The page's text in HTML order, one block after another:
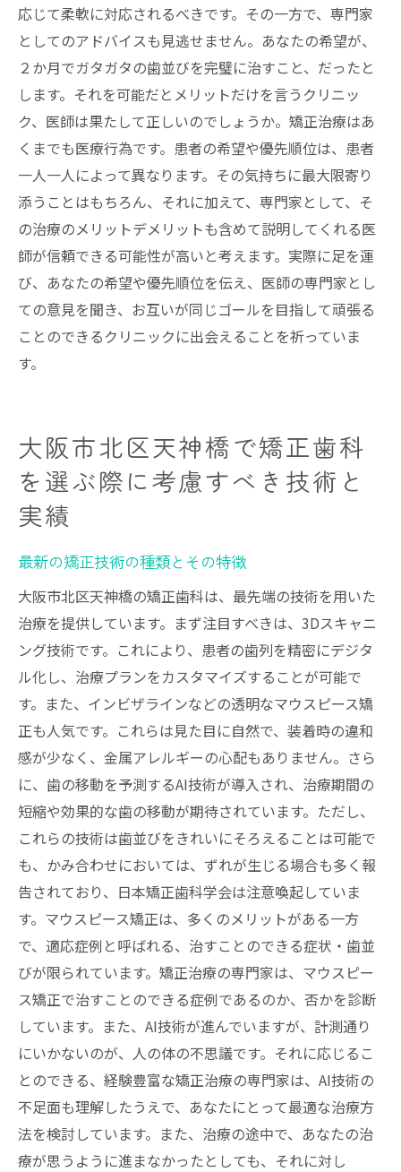
応じて柔軟に対応されるべきです。その一方で、専門家
としてのアドバイスも見逃せません。あなたの希望が、
２か月でガタガタの歯並びを完璧に治すこと、だったと
します。それを可能だとメリットだけを言うクリニッ
ク、医師は果たして正しいのでしょうか。矯正治療はあ
くまでも医療行為です。患者の希望や優先順位は、患者
一人一人によって異なります。その気持ちに最大限寄り
添うことはもちろん、それに加えて、専門家として、そ
の治療のメリットデメリットも含めて説明してくれる医
師が信頼できる可能性が高いと考えます。実際に足を運
び、あなたの希望や優先順位を伝え、医師の専門家とし
ての意見を聞き、お互いが同じゴールを目指して頑張る
ことのできるクリニックに出会えることを祈っていま
す。
大阪市北区天神橋で矯正歯科
を選ぶ際に考慮すべき技術と
実績
最新の矯正技術の種類とその特徴
大阪市北区天神橋の矯正歯科は、最先端の技術を用いた
治療を提供しています。まず注目すべきは、3Dスキャニ
ング技術です。これにより、患者の歯列を精密にデジタ
ル化し、治療プランをカスタマイズすることが可能で
す。また、インビザラインなどの透明なマウスピース矯
正も人気です。これらは見た目に自然で、装着時の違和
感が少なく、金属アレルギーの心配もありません。さら
に、歯の移動を予測するAI技術が導入され、治療期間の
短縮や効果的な歯の移動が期待されています。ただし、
これらの技術は歯並びをきれいにそろえることは可能で
も、かみ合わせにおいては、ずれが生じる場合も多く報
告されており、日本矯正歯科学会は注意喚起していま
す。マウスピース矯正は、多くのメリットがある一方
で、適応症例と呼ばれる、治すことのできる症状・歯並
びが限られています。矯正治療の専門家は、マウスピー
ス矯正で治すことのできる症例であるのか、否かを診断
しています。また、AI技術が進んでいますが、計測通り
にいかないのが、人の体の不思議です。それに応じるこ
とのできる、経験豊富な矯正治療の専門家は、AI技術の
不足面も理解したうえで、あなたにとって最適な治療方
法を検討しています。また、治療の途中で、あなたの治
療が思うように進まなかったとしても、それに対し